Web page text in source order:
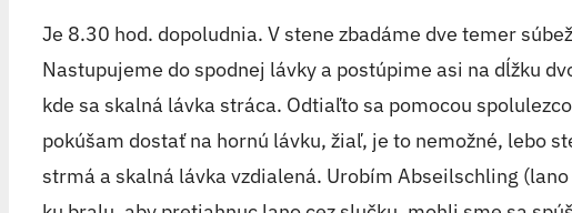
Je 8.30 hod. dopoludnia. V stene zbadáme dve temer
Nastupujeme do spodnej lávky a postúpime asi na dĺžku
kde sa skalná lávka stráca. Odtiaľto sa pomocou
pokúšam dostať na hornú lávku, žiaľ, je to nemožné, lebo
strmá a skalná lávka vzdialená. Urobím Abseilschling